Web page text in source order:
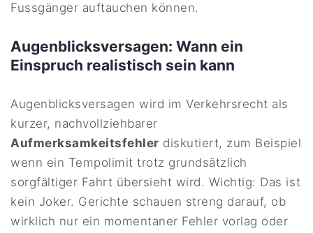
Fussgänger auftauchen können.
Augenblicksversagen: Wann ein
Einspruch realistisch sein kann
Augenblicksversagen wird im Verkehrsrecht als
kurzer, nachvollziehbarer
Aufmerksamkeitsfehler diskutiert, zum Beispiel
wenn ein Tempolimit trotz grundsätzlich
sorgfältiger Fahrt übersieht wird. Wichtig: Das ist
kein Joker. Gerichte schauen streng darauf, ob
wirklich nur ein momentaner Fehler vorlag oder